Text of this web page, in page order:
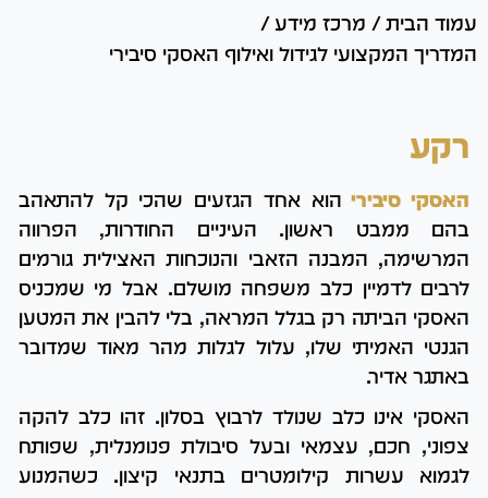
עמוד הבית / מרכז מידע /
המדריך המקצועי לגידול ואילוף האסקי סיבירי
רקע
האסקי סיבירי הוא אחד הגזעים שהכי קל להתאהב
בהם ממבט ראשון. העיניים החודרות, הפרווה
המרשימה, המבנה הזאבי והנוכחות האצילית גורמים
לרבים לדמיין כלב משפחה מושלם. אבל מי שמכניס
האסקי הביתה רק בגלל המראה, בלי להבין את המטען
הגנטי האמיתי שלו, עלול לגלות מהר מאוד שמדובר
באתגר אדיר.
האסקי אינו כלב שנולד לרבוץ בסלון. זהו כלב להקה
צפוני, חכם, עצמאי ובעל סיבולת פנומנלית, שפותח
לגמוא עשרות קילומטרים בתנאי קיצון. כשהמנוע